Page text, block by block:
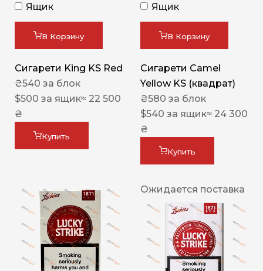
Ящик
В Корзину
Сигарети King KS Red
₴540 за блок
$500 за ящик≈ 22 500
₴
Купить
Ящик
В Корзину
Сигарети Camel
Yellow KS (квадрат)
₴580 за блок
$540 за ящик≈ 24 300
₴
Купить
Ожидается поставка